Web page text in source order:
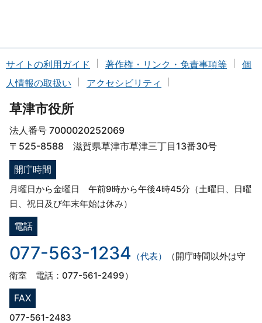
サイトの利用ガイド 著作権・リンク・免責事項等
個
人情報の取扱い
アクセシビリティ
草津市役所
法人番号 7000020252069
〒525-8588 滋賀県草津市草津三丁目13番30号
開庁時間
月曜日から金曜日 午前9時から午後4時45分（土曜日、日曜
日、祝日及び年末年始は休み）
電話
077-563-1234 （代表）
（開庁時間以外は守
衛室 電話：077-561-2499）
FAX
077-561-2483